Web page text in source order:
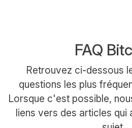
FAQ
Retrouvez ci-dessous
questions les plus
Lorsque c'est possible,
liens vers des articles qui